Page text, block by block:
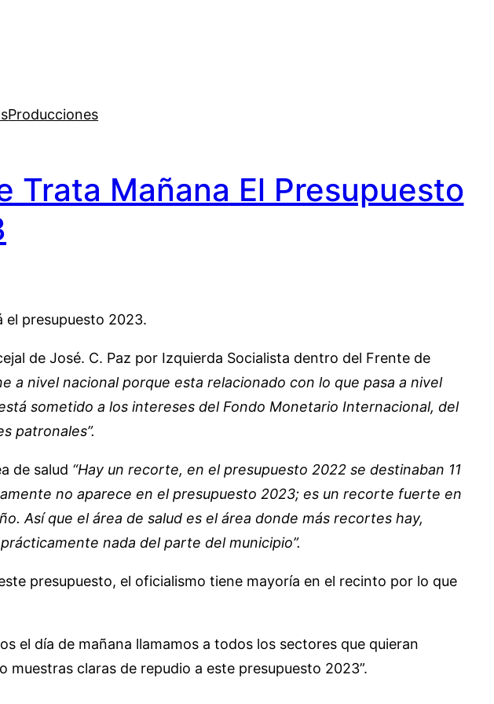
Producciones
Trata Mañana El Presupuesto
el presupuesto 2023.
de José. C. Paz por Izquierda Socialista dentro del Frente de
a nivel nacional porque esta relacionado con lo que pasa a nivel
sometido a los intereses del Fondo Monetario Internacional, del
patronales”.
de salud “Hay un recorte, en el presupuesto 2022 se destinaban 11
no aparece en el presupuesto 2023; es un recorte fuerte en
Así que el área de salud es el área donde más recortes hay,
nada del parte del municipio”.
presupuesto, el oficialismo tiene mayoría en el recinto por lo que
el día de mañana llamamos a todos los sectores que quieran
claras de repudio a este presupuesto 2023”.